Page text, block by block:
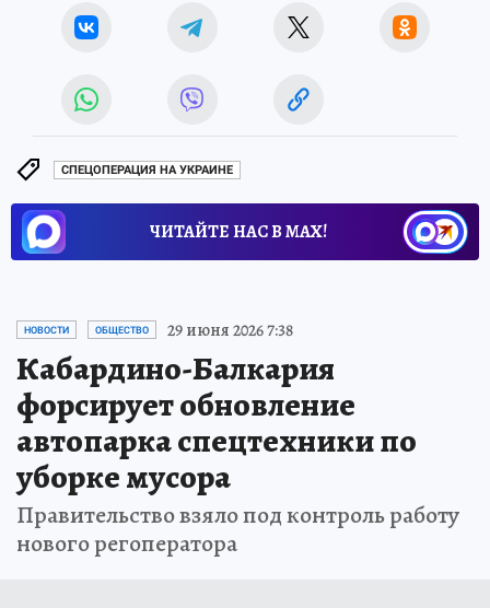
СПЕЦОПЕРАЦИЯ НА УКРАИНЕ
ЧИТАЙТЕ НАС В МАХ!
НОВОСТИ ОБЩЕСТВО 29 июня 2026 7:38
Кабардино-Балкария
форсирует обновление
автопарка спецтехники по
уборке мусора
Правительство взяло под контроль работу
нового регоператора